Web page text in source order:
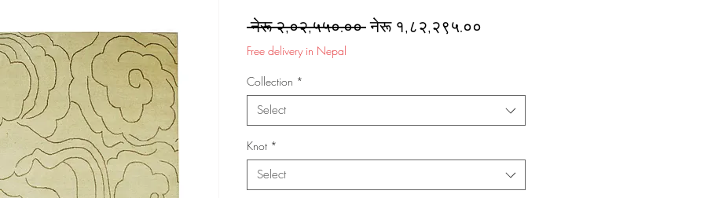
नेरू २,०२,५५०.०० Regular
नेरू १,८२,२९५.००
Free delivery in Nepal
Collection *
Select
Knot *
Select